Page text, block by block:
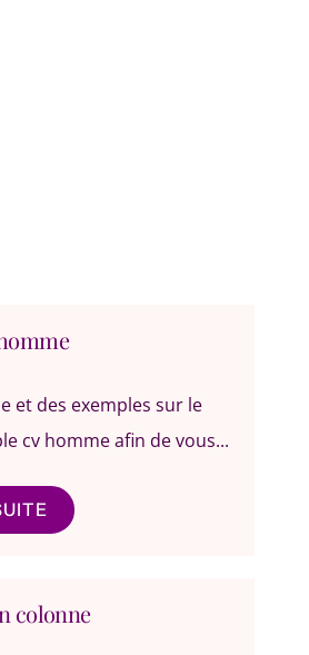
et des exemples sur le
cv homme afin de vous...
colonne